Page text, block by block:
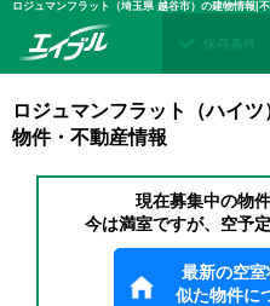
ロジュマンフラット（埼玉県 越谷市）の建物情報|
保存条件
ロジュマンフラット（ハイ
物件・不動産情報
現在募集中の物
今は満室ですが、空予
最新の空
似た物件に